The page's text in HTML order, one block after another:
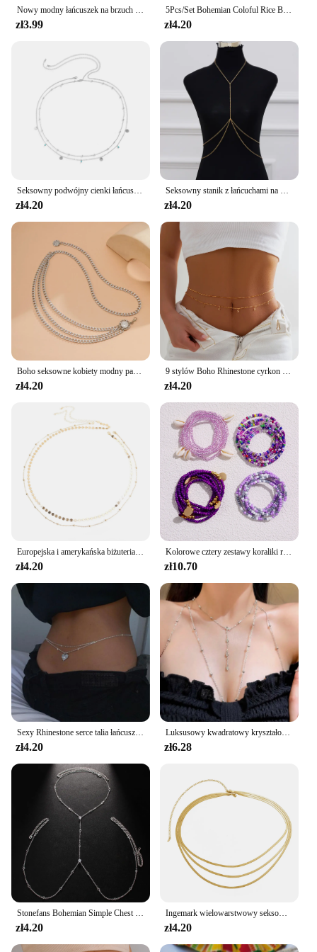
Nowy modny łańcuszek na brzuch prosty seksowny metalowy łańcuszek w talii damska letnia biżuteria plażowa
zł3.99
5Pcs/Set Bohemian Coloful Rice Bead Waist Chain dla kobiet Sexy Bikini Wielowarstwowy cienki pasek Łańcuch na brzuch Letnia plaża Biżuteria do ciała
zł4.20
Seksowny podwójny cienki łańcuszek damski łańcuszek w talii uroczy motyl łańcuszek na brzuch ze stali nierdzewnej letnie bikini na plażę biżuteria do ciała
zł4.20
Seksowny stanik z łańcuchami na klatkę piersiową łańcuszek do brzucha w talii dla kobiet i dziewcząt Cross damski kombinezon plażowy naszyjnik z łańcuszek biżuteryjną
zł4.20
zł4.20 zł4.20
zł4.20
Kolorowe cztery zestawy koraliki ryżowe elastyczne łańcuszki w talii dla kobiet artystyczna plaża styl 2023 moda biżuteria Ancessories
zł10.70
zł4.20
Luksusowy kwadratowy kryształowy łańcuszek na klatkę piersiową dla kobiet Wielowarstwowe metalowe koraliki w kolorze srebrnym Cyrkon Łańcuszek na ciało Seksowna biżuteria plażowa Bikini Prezent
zł6.28
zł4.20
Ingemark wielowarstwowy seksowny płaski wąż łańcuszek na talię pas ciążowy dla kobiet letnie bikini w kolorze złotym Rave biżuteria do ciała Y2K akcesoria
zł4.20